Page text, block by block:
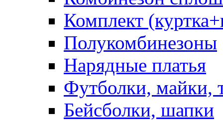
Комплект
Полукомбинезоны
Нарядные платья
Футболки, майки,
Бейсболки, шапки